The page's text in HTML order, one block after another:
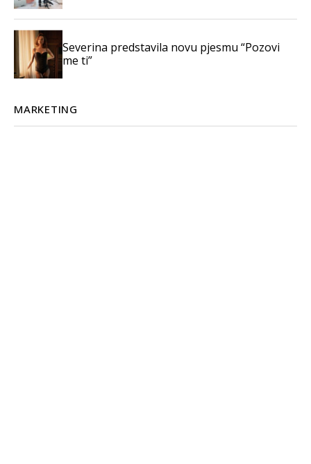
Severina predstavila novu pjesmu “Pozovi
me ti”
MARKETING